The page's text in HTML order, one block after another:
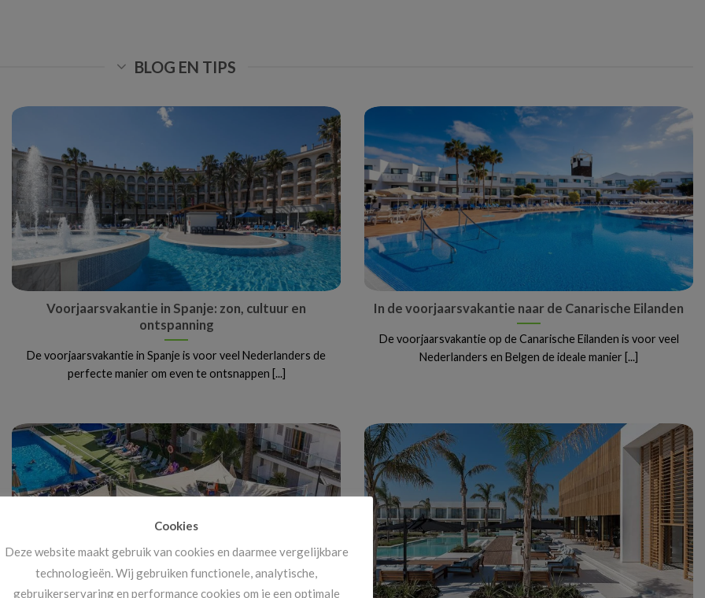
BLOG EN TIPS
Voorjaarsvakantie in Spanje: zon, cultuur en
ontspanning
De voorjaarsvakantie in Spanje is voor veel Nederlanders de
perfecte manier om even te ontsnappen [...]
In de voorjaarsvakantie naar de Canarische Eilanden
De voorjaarsvakantie op de Canarische Eilanden is voor veel
Nederlanders en Belgen de ideale manier [...]
Cookies
Deze website maakt gebruik van cookies en daarmee vergelijkbare
technologieën. Wij gebruiken functionele, analytische,
gebruikerservaring en performance cookies om je een optimale